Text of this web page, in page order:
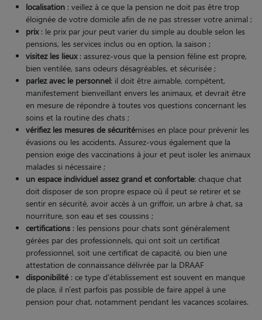
localisation : veillez à ce que la pension ne doit pas être trop
éloignée de votre domicile afin de ne pas stresser votre animal ;
prix: le prix par jour peut varier du simple au double selon les
pensions, les services inclus ou en option, la saison ;
visitez les lieux : assurez-vous que la pension féline est propre,
bien ventilée, sans odeurs désagréables, et sécurisée ;
parlez avec le personnel: il doit être aimable, compétent,
manifestement bienveillant envers les animaux, et devrait être
en mesure de répondre à toutes vos questions concernant les
soins et la routine des chats ;
vérifiez les mesures de sécuritémises en place pour prévenir les
évasions ou les accidents. Assurez-vous également que la
pension exige des vaccinations à jour et peut isoler les animaux
malades si nécessaire ;
un espace individuel assez grand et confortable: chaque chat
doit disposer de son propre espace où il peut se retirer et se
sentir en sécurité, avoir accès à un griffoir, un arbre à chat, sa
nourriture, son eau et ses coussins ;
certifications : les pensions pour chats sont généralement
gérées par des professionnels, qui ont soit un certificat
professionnel, soit une certificat de capacité, ou bien une
attestation de connaissance délivrée par la DRAAF
disponibilité: ce type d'établissement est souvent en manque
de place, il n'est parfois pas possible de faire appel à une
pension pour chat, notamment pendant les vacances scolaires.